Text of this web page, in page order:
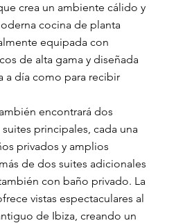
crea un ambiente cálido y
cocina de planta
equipada con
de alta gama y diseñada
a día como para recibir
encontrará dos
principales, cada una
privados y amplios
de dos suites adicionales
con baño privado. La
vistas espectaculares al
de Ibiza, creando un